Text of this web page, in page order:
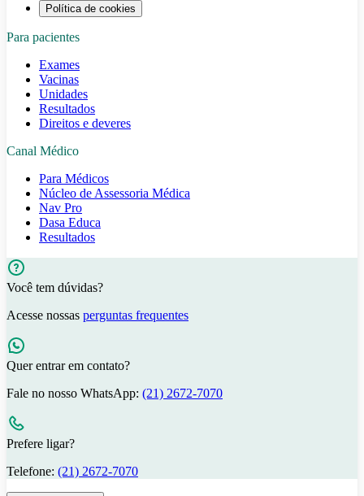
Política de cookies
Para pacientes
Exames
Vacinas
Unidades
Resultados
Direitos e deveres
Canal Médico
Para Médicos
Núcleo de Assessoria Médica
Nav Pro
Dasa Educa
Resultados
Você tem dúvidas?
Acesse nossas perguntas frequentes
Quer entrar em contato?
Fale no nosso WhatsApp: (21) 2672-7070
Prefere ligar?
Telefone: (21) 2672-7070